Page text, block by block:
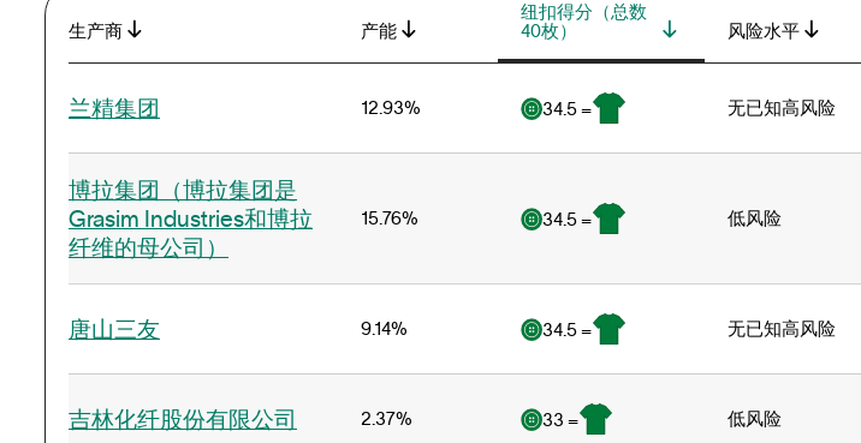
生产商 产能
纽扣得分（总数
40枚）
风险水平
兰精集团 12.93% 34.5 = 无已知高风险
博拉集团（博拉集团是
Grasim Industries和博拉
纤维的母公司）
15.76% 34.5 = 低风险
唐山三友 9.14% 34.5 = 无已知高风险
吉林化纤股份有限公司 2.37% 33 = 低风险